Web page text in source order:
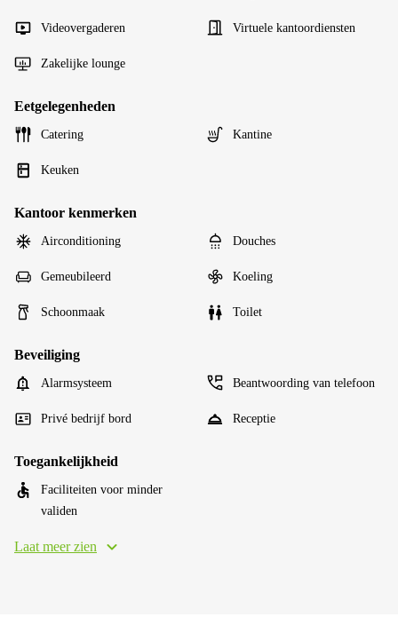
Videovergaderen Virtuele kantoordiensten
Zakelijke lounge
Eetgelegenheden
Catering Kantine
Keuken
Kantoor kenmerken
Airconditioning Douches
Gemeubileerd Koeling
Schoonmaak Toilet
Beveiliging
Alarmsysteem Beantwoording van telefoon
Privé bedrijf bord Receptie
Toegankelijkheid
Faciliteiten voor minder
validen
Laat meer zien